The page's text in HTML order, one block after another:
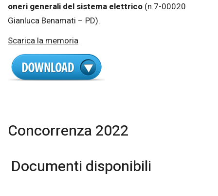
oneri generali del sistema elettrico (n.7-00020
Gianluca Benamati – PD).
Scarica la memoria
Concorrenza 2022
Documenti disponibili